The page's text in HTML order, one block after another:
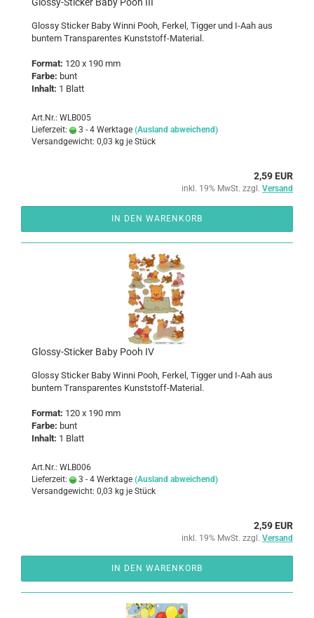
Glos­sy Sti­cker Baby Winni Pooh, Fer­kel, Tig­ger und I-Aah aus
bun­tem Trans­pa­ren­tes Kunststoff-​Material.
For­mat: 120 x 190 mm
Farbe: bunt
In­halt: 1 Blatt
Art.Nr.: WLB005
Lieferzeit:
3 - 4 Werktage (Ausland abweichend)
Versandgewicht: 0,03 kg je Stück
2,59 EUR
inkl. 19% MwSt. zzgl. Versand
IN DEN WARENKORB
Glossy-​​Sti­cker Baby Pooh IV
Glos­sy Sti­cker Baby Winni Pooh, Fer­kel, Tig­ger und I-Aah aus
bun­tem Trans­pa­ren­tes Kunststoff-​Material.
For­mat: 120 x 190 mm
Farbe: bunt
In­halt: 1 Blatt
Art.Nr.: WLB006
Lieferzeit:
3 - 4 Werktage (Ausland abweichend)
Versandgewicht: 0,03 kg je Stück
2,59 EUR
inkl. 19% MwSt. zzgl. Versand
IN DEN WARENKORB